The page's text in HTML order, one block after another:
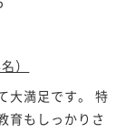
）
大満足です。 特
育もしっかりさ